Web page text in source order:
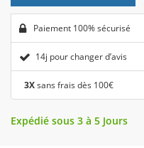
Paiement 100% sécurisé
14j pour changer d’avis
3Xsans frais dès 100€
Expédié sous 3 à 5 Jours